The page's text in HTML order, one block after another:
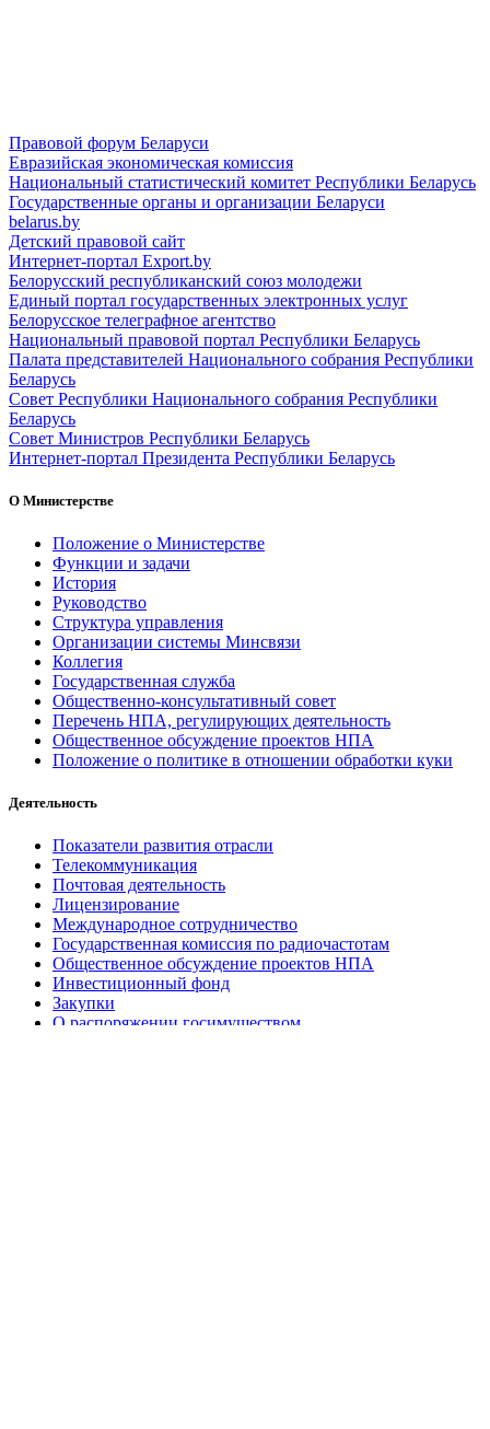
Правовой форум Беларуси
Евразийская экономическая комиссия
Национальный статистический комитет Республики Беларусь
Государственные органы и организации Беларуси
belarus.by
Детский правовой сайт
Интернет-портал Export.by
Белорусский республиканский союз молодежи
Единый портал государственных электронных услуг
Белорусское телеграфное агентство
Национальный правовой портал Республики Беларусь
Палата представителей Национального собрания Республики
Беларусь
Совет Республики Национального собрания Республики
Беларусь
Совет Министров Республики Беларусь
Интернет-портал Президента Республики Беларусь
О Министерстве
Положение о Министерстве
Функции и задачи
История
Руководство
Структура управления
Организации системы Минсвязи
Коллегия
Государственная служба
Общественно-консультативный совет
Перечень НПА, регулирующих деятельность
Общественное обсуждение проектов НПА
Положение о политике в отношении обработки куки
Деятельность
Показатели развития отрасли
Телекоммуникация
Почтовая деятельность
Лицензирование
Международное сотрудничество
Государственная комиссия по радиочастотам
Общественное обсуждение проектов НПА
Инвестиционный фонд
Закупки
О распоряжении госимуществом